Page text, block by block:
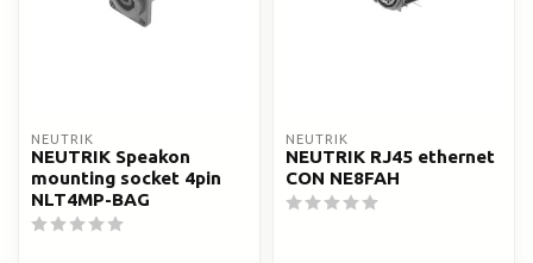
NEUTRIK
NEUTRIK Speakon
mounting socket 4pin
NLT4MP-BAG
NEUTRIK
NEUTRIK RJ45 ethernet
CON NE8FAH